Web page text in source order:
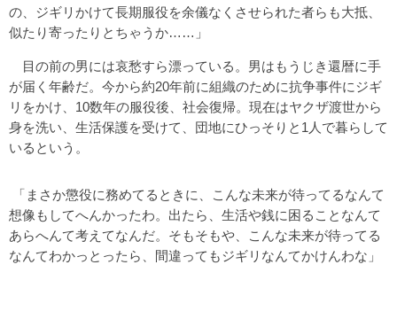
の、ジギリかけて長期服役を余儀なくさせられた者らも大抵、
似たり寄ったりとちゃうか……」
目の前の男には哀愁すら漂っている。男はもうじき還暦に手
が届く年齢だ。今から約20年前に組織のために抗争事件にジギ
リをかけ、10数年の服役後、社会復帰。現在はヤクザ渡世から
身を洗い、生活保護を受けて、団地にひっそりと1人で暮らして
いるという。
「まさか懲役に務めてるときに、こんな未来が待ってるなんて
想像もしてへんかったわ。出たら、生活や銭に困ることなんて
あらへんて考えてなんだ。そもそもや、こんな未来が待ってる
なんてわかっとったら、間違ってもジギリなんてかけんわな」